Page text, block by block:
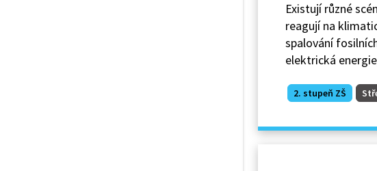
Existují různé
reagují na
spalování
elektrická
2. stupeň ZŠ